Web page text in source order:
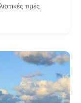
τιμές